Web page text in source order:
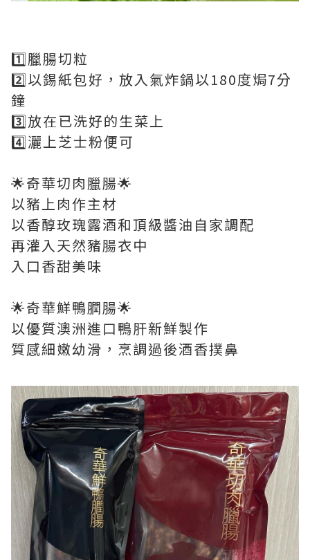
1️⃣臘腸切粒
2️⃣以錫紙包好，放入氣炸鍋以180度焗7分
鐘
3️⃣放在已洗好的生菜上
4️⃣灑上芝士粉便可
🌟奇華切肉臘腸🌟
以豬上肉作主材
以香醇玫瑰露酒和頂級醬油自家調配
再灌入天然豬腸衣中
入口香甜美味
🌟奇華鮮鴨膶腸🌟
以優質澳洲進口鴨肝新鮮製作
質感細嫩幼滑，烹調過後酒香撲鼻